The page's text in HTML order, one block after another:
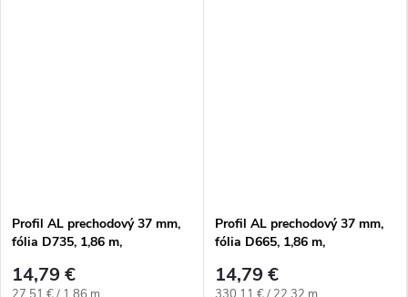
Profil AL prechodový 37 mm,
fólia D735, 1,86 m,
3v1 Egger
14,79 €
Jednotková cena:
Profil AL prechodový 37 mm,
fólia D665, 1,86 m,
3v1 Egger
14,79 €
Jednotková cena: